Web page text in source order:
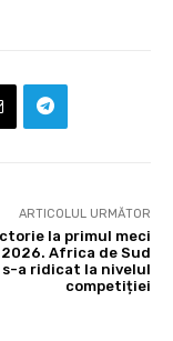
ARTICOLUL URMĂTOR
la primul meci
2026. Africa de Sud
s-a ridicat la nivelul
competiției